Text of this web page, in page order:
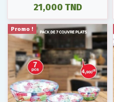
21,000 TND
Promo !